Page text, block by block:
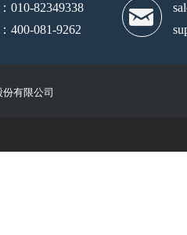
낂
有限公司
010-82349338
400-081-9262